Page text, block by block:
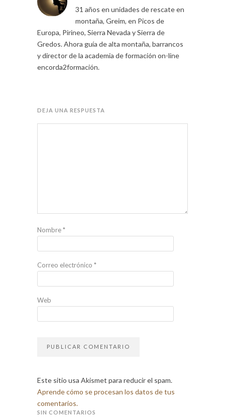
31 años en unidades de rescate en
montaña, Greim, en Picos de
Europa, Pirineo, Sierra Nevada y Sierra de
Gredos. Ahora guía de alta montaña, barrancos
y director de la academia de formación on-line
encorda2formación.
DEJA UNA RESPUESTA
Nombre*
Correo electrónico *
Web
Este sitio usa Akismet para reducir el spam.
Aprende cómo se procesan los datos de tus
comentarios.
SIN COMENTARIOS